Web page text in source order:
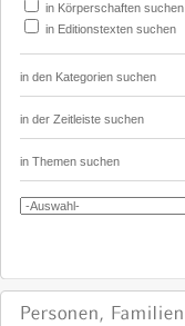
in Körperschaften suchen
in Editionstexten suchen
in den Kategorien suchen
in der Zeitleiste suchen
in Themen suchen